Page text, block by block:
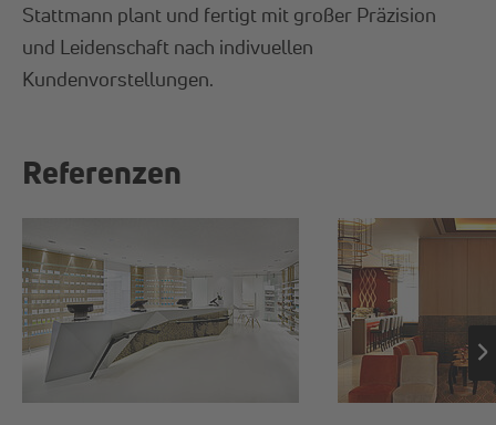
Stattmann plant und fertigt mit großer Präzision
und Leidenschaft nach indivuellen
Kundenvorstellungen.
Referenzen